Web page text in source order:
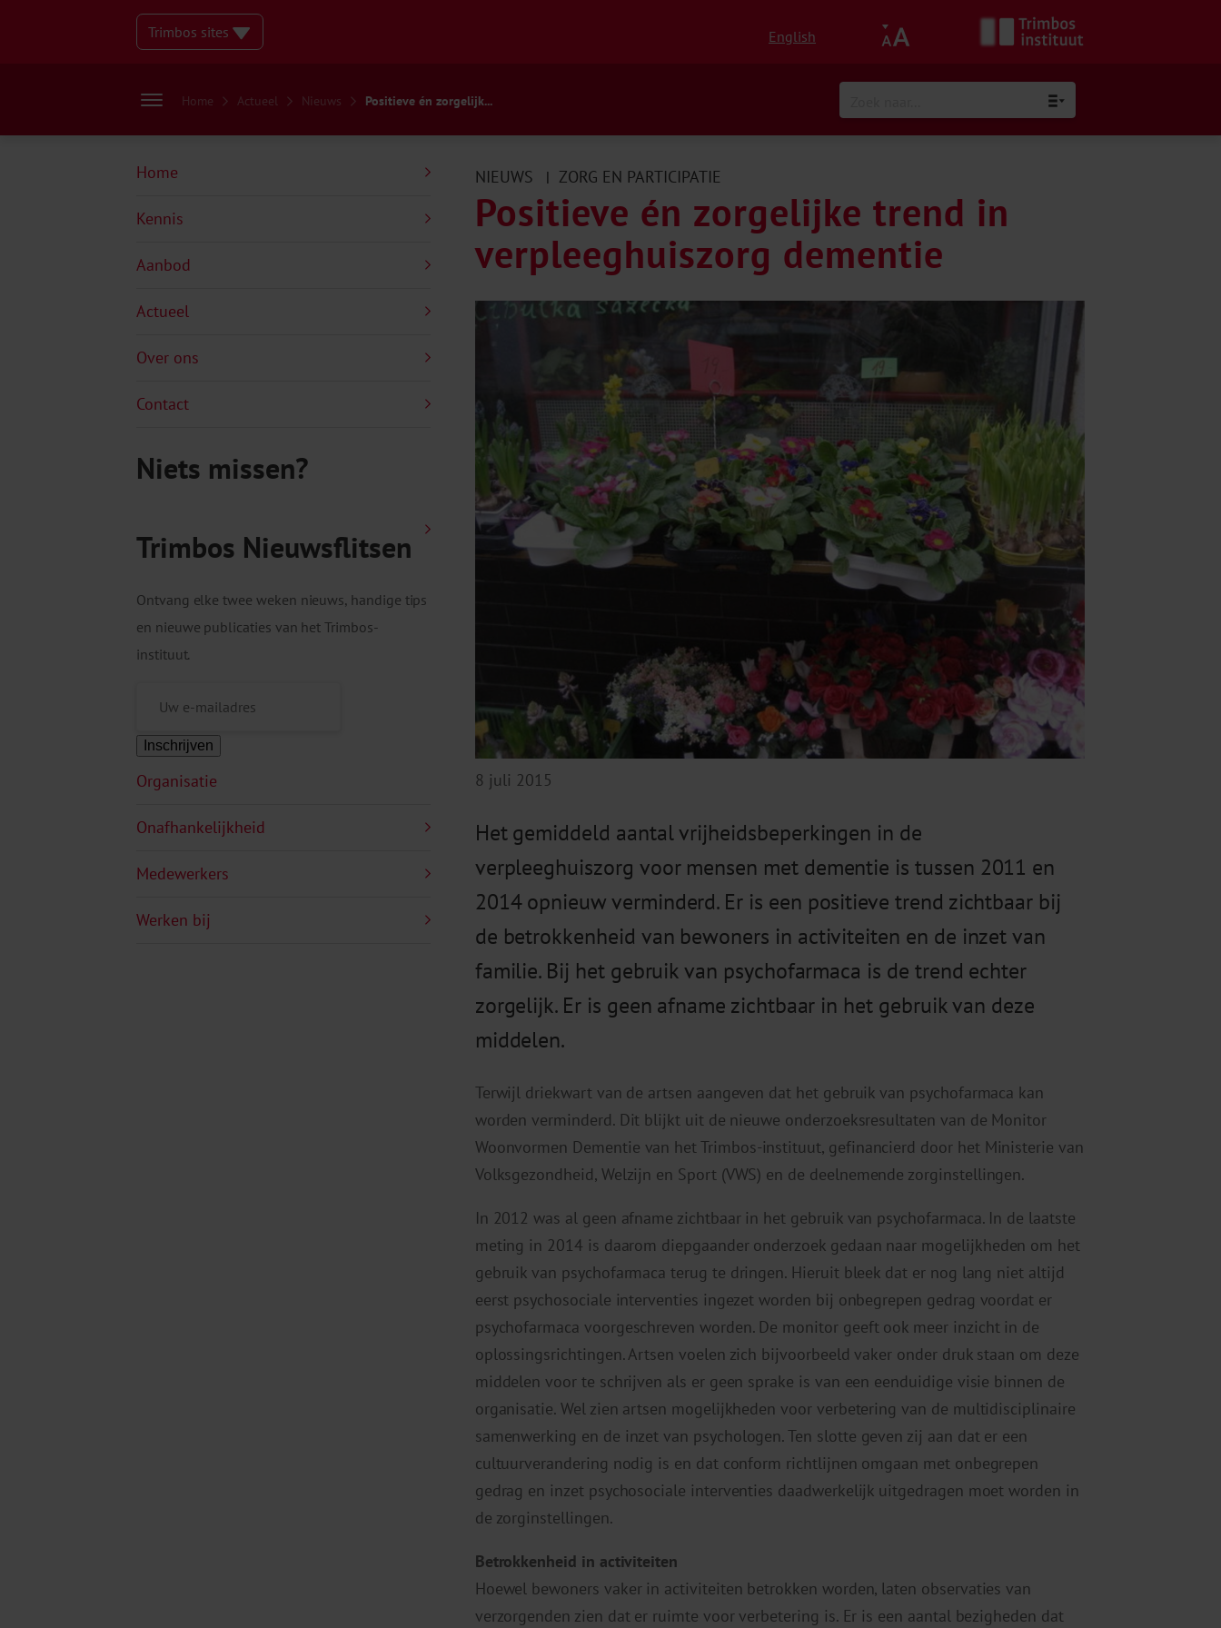
Trimbos sites English
Home Actueel Nieuws Positieve én zorgelijk...
Home
Kennis
Aanbod
Actueel
Over ons
Contact
Niets missen?
Trimbos Nieuwsflitsen
Ontvang elke twee weken nieuws, handige tips
en nieuwe publicaties van het Trimbos-
instituut.
Inschrijven
Organisatie
Onafhankelijkheid
Medewerkers
Werken bij
NIEUWS | ZORG EN PARTICIPATIE
Positieve én zorgelijke trend in
verpleeghuiszorg dementie
8 juli 2015
Het gemiddeld aantal vrijheidsbeperkingen in de
verpleeghuiszorg voor mensen met dementie is tussen 2011 en
2014 opnieuw verminderd. Er is een positieve trend zichtbaar bij
de betrokkenheid van bewoners in activiteiten en de inzet van
familie. Bij het gebruik van psychofarmaca is de trend echter
zorgelijk. Er is geen afname zichtbaar in het gebruik van deze
middelen.
Terwijl driekwart van de artsen aangeven dat het gebruik van psychofarmaca kan
worden verminderd. Dit blijkt uit de nieuwe onderzoeksresultaten van de Monitor
Woonvormen Dementie van het Trimbos-instituut, gefinancierd door het Ministerie van
Volksgezondheid, Welzijn en Sport (VWS) en de deelnemende zorginstellingen.
In 2012 was al geen afname zichtbaar in het gebruik van psychofarmaca. In de laatste
meting in 2014 is daarom diepgaander onderzoek gedaan naar mogelijkheden om het
gebruik van psychofarmaca terug te dringen. Hieruit bleek dat er nog lang niet altijd
eerst psychosociale interventies ingezet worden bij onbegrepen gedrag voordat er
psychofarmaca voorgeschreven worden. De monitor geeft ook meer inzicht in de
oplossingsrichtingen. Artsen voelen zich bijvoorbeeld vaker onder druk staan om deze
middelen voor te schrijven als er geen sprake is van een eenduidige visie binnen de
organisatie. Wel zien artsen mogelijkheden voor verbetering van de multidisciplinaire
samenwerking en de inzet van psychologen. Ten slotte geven zij aan dat er een
cultuurverandering nodig is en dat conform richtlijnen omgaan met onbegrepen
gedrag en inzet psychosociale interventies daadwerkelijk uitgedragen moet worden in
de zorginstellingen.
Betrokkenheid in activiteiten
Hoewel bewoners vaker in activiteiten betrokken worden, laten observaties van
verzorgenden zien dat er ruimte voor verbetering is. Er is een aantal bezigheden dat